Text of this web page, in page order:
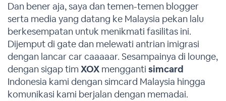
Dan bener aja, saya dan temen-temen blogger
serta media yang datang ke Malaysia pekan lalu
berkesempatan untuk menikmati fasilitas ini.
Dijemput di gate dan melewati antrian imigrasi
dengan lancar car caaaaar. Sesampainya di lounge,
dengan sigap tim XOX mengganti simcard
Indonesia kami dengan simcard Malaysia hingga
komunikasi kami berjalan dengan memadai.